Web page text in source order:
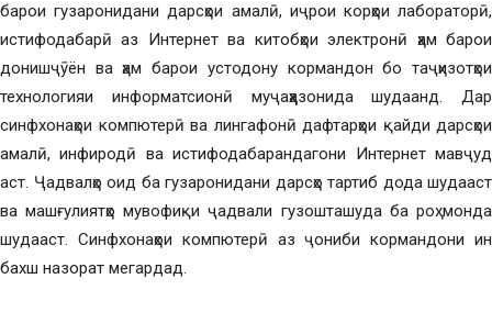
барои гузаронидани дарсҳои амалӣ, иҷрои корҳои лабораторӣ,
истифодабарӣ аз Интернет ва китобҳои электронӣ ҳам барои
донишҷӯён ва ҳам барои устодону кормандон бо таҷҳизотҳои
технологияи информатсионӣ муҷаҳҳазонида шудаанд. Дар
синфхонаҳои компютерӣ ва лингафонӣ дафтарҳои қайди дарсҳои
амалӣ, инфиродӣ ва истифодабарандагони Интернет мавҷуд
аст. Ҷадвалҳо оид ба гузаронидани дарсҳо тартиб дода шудааст
ва машғулиятҳо мувофиқи ҷадвали гузошташуда ба роҳ монда
шудааст. Синфхонаҳои компютерӣ аз ҷониби кормандони ин
бахш назорат мегардад.